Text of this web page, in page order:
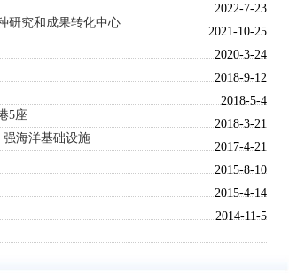
研究和成果转化中心
2022-7-23
2021-10-25
2020-3-24
2018-9-12
5座
2018-5-4
海洋基础设施
2018-3-21
2017-4-21
2015-8-10
2015-4-14
2014-11-5